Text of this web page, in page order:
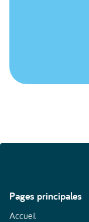
Pages principales
Accueil